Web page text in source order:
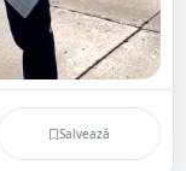
Salvează